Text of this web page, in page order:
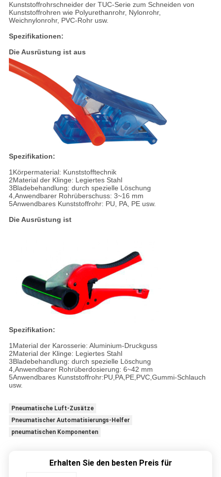
Kunststoffrohrschneider der TUC-Serie zum Schneiden von
Kunststoffrohren wie Polyurethanrohr, Nylonrohr,
Weichnylonrohr, PVC-Rohr usw.
Spezifikationen:
Die Ausrüstung ist aus
Spezifikation:
1Körpermaterial: Kunststofftechnik
2Material der Klinge: Legiertes Stahl
3Bladebehandlung: durch spezielle Löschung
4,Anwendbarer Rohrüberschuss: 3~16 mm
5Anwendbares Kunststoffrohr: PU, PA, PE usw.
Die Ausrüstung ist
Spezifikation:
1Material der Karosserie: Aluminium-Druckguss
2Material der Klinge: Legiertes Stahl
3Bladebehandlung: durch spezielle Löschung
4,Anwendbarer Rohrüberdosierung: 6~42 mm
5Anwendbares Kunststoffrohr:PU,PA,PE,PVC,Gummi-Schlauch
usw.
Pneumatische Luft-Zusätze
Pneumatischer Automatisierungs-Helfer
pneumatischen Komponenten
Erhalten Sie den besten Preis für